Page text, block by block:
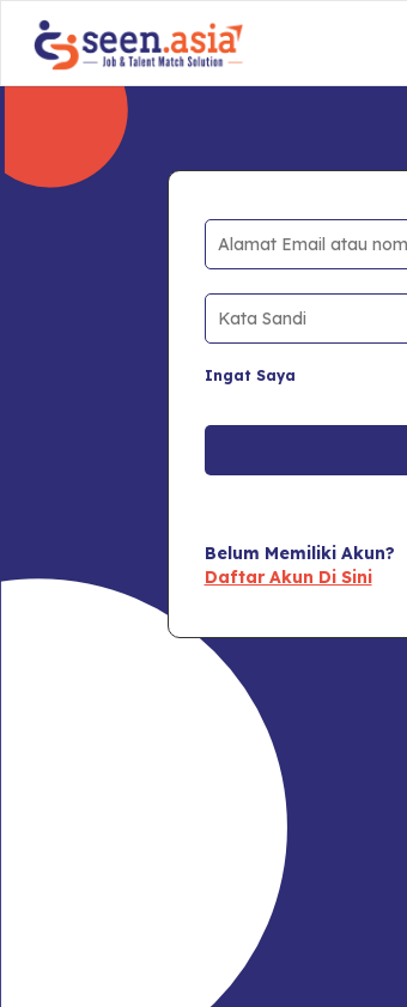
Ingat Saya
Belum Memiliki Akun?
Daftar Akun Di Sini